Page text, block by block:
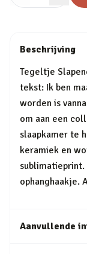
Beschrijving
Tegeltje
tekst: Ik ben
worden is
om aan een
slaapkamer te
keramiek en
ophanghaakje.
Aanvullende